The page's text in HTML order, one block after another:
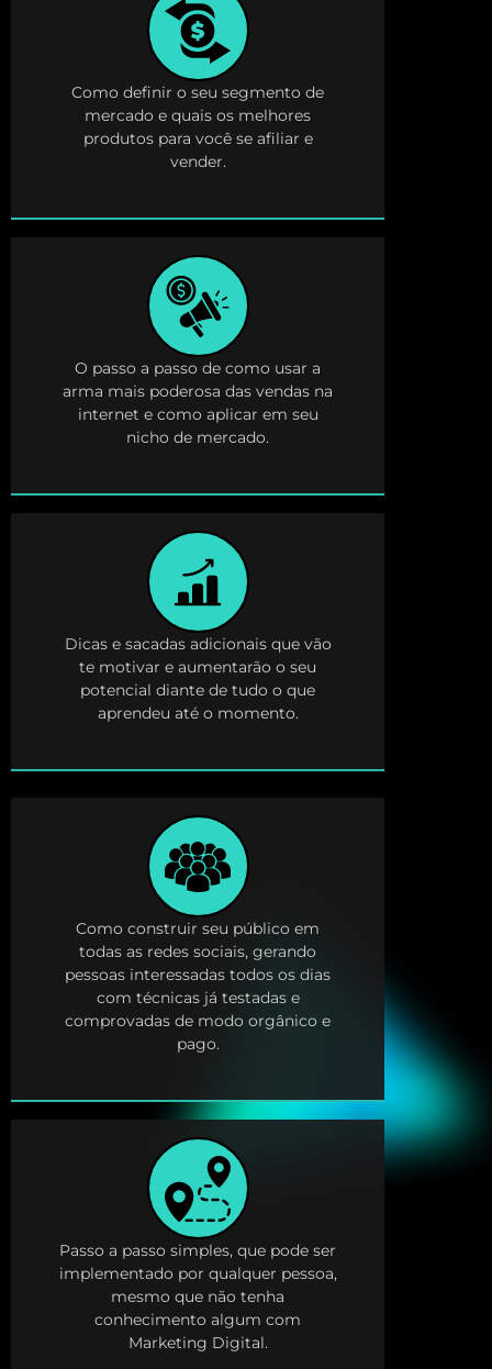
Como definir o seu segmento de
mercado e quais os melhores
produtos para você se afiliar e
vender.
O passo a passo de como usar a
arma mais poderosa das vendas na
internet e como aplicar em seu
nicho de mercado.
Dicas e sacadas adicionais que vão
te motivar e aumentarão o seu
potencial diante de tudo o que
aprendeu até o momento.
Como construir seu público em
todas as redes sociais, gerando
pessoas interessadas todos os dias
com técnicas já testadas e
comprovadas de modo orgânico e
pago.
Passo a passo simples, que pode ser
implementado por qualquer pessoa,
mesmo que não tenha
conhecimento algum com
Marketing Digital.